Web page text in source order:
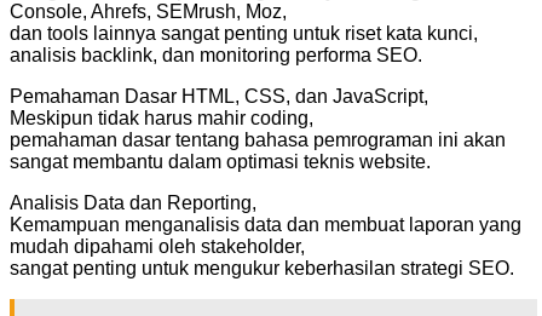
Console, Ahrefs, SEMrush, Moz,
dan tools lainnya sangat penting untuk riset kata kunci,
analisis backlink, dan monitoring performa SEO.
Pemahaman Dasar HTML, CSS, dan JavaScript,
Meskipun tidak harus mahir coding,
pemahaman dasar tentang bahasa pemrograman ini akan
sangat membantu dalam optimasi teknis website.
Analisis Data dan Reporting,
Kemampuan menganalisis data dan membuat laporan yang
mudah dipahami oleh stakeholder,
sangat penting untuk mengukur keberhasilan strategi SEO.